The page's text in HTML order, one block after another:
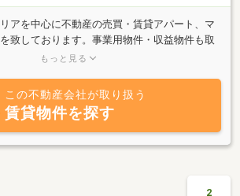
アを中心に不動産の売買・賃貸アパート、マ
致しております。事業用物件・収益物件も取
りたい方」「買いたい方」「借りたい方」
のご要望にお応えします。 連絡先は０２５－
ちしております。
もっと見る
この不動産会社が取り扱う
賃貸物件を探す
2